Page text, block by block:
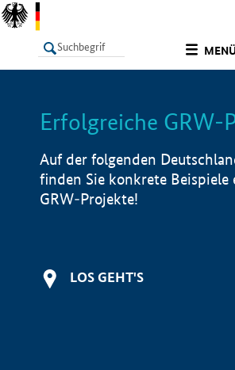
LISTE
Erfolgreiche GRW-
Auf der folgenden
finden Sie konkrete Beispiele
GRW-Projekte!
LOS GEHT'S